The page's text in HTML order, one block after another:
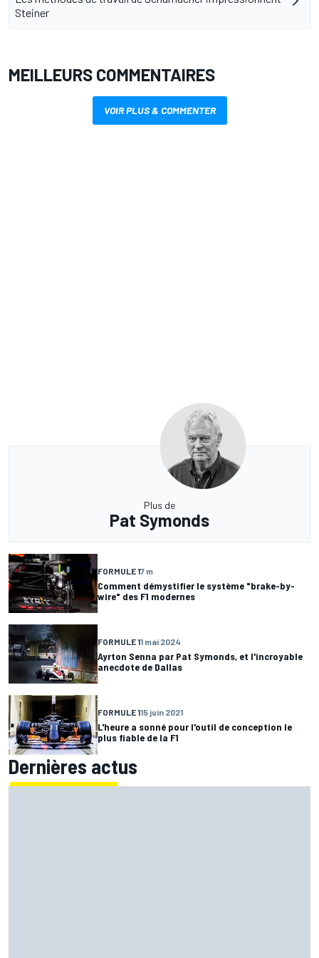
Steiner
MEILLEURS COMMENTAIRES
VOIR PLUS & COMMENTER
Plus de
Pat Symonds
FORMULE 17 m
Comment démystifier le système "brake-by-
wire" des F1 modernes
FORMULE 11 mai 2024
Ayrton Senna par Pat Symonds, et l'incroyable
anecdote de Dallas
FORMULE 115 juin 2021
L'heure a sonné pour l'outil de conception le
plus fiable de la F1
Dernières actus